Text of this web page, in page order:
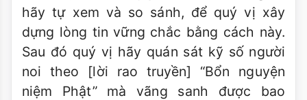
hãy tự xem và so sánh, để quý vị xây
dựng lòng tin vững chắc bằng cách này.
Sau đó quý vị hãy quán sát kỹ số người
noi theo [lời rao truyền] “Bổn nguyện
niệm Phật” mà vãng sanh được bao